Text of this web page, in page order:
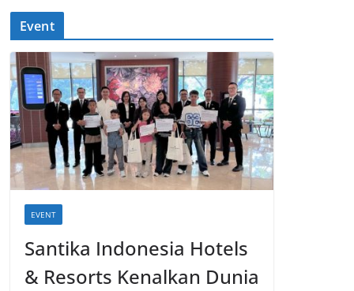
Event
EVENT
Santika Indonesia Hotels
& Resorts Kenalkan Dunia